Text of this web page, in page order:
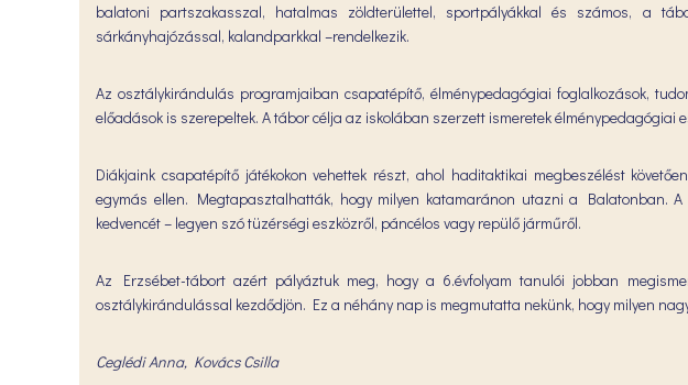
balatoni partszakasszal, hatalmas zöldterülettel, sportpályákkal és számos, a
sárkányhajózással, kalandparkkal –rendelkezik.
Az osztálykirándulás programjaiban csapatépítő, élménypedagógiai foglalkozások,
előadások is szerepeltek. A tábor célja az iskolában szerzett ismeretek élménypedagógiai
Diákjaink csapatépítő játékokon vehettek részt, ahol haditaktikai megbeszélést
egymás ellen. Megtapasztalhatták, hogy milyen katamaránon utazni a Balatonban.
kedvencét – legyen szó tüzérségi eszközről, páncélos vagy repülő járműről.
Az Erzsébet-tábort azért pályáztuk meg, hogy a 6.évfolyam tanulói jobban
osztálykirándulással kezdődjön. Ez a néhány nap is megmutatta nekünk, hogy milyen
Ceglédi Anna, Kovács Csilla